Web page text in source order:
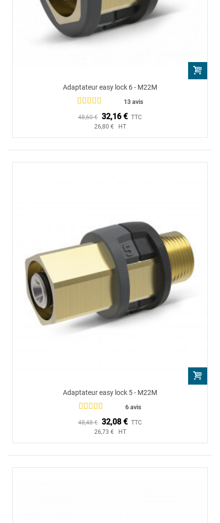
Adaptateur easy lock 6 - M22M
13 avis
48,60 € 32,16 € TTC
26,80 € HT
Adaptateur easy lock 5 - M22M
6 avis
48,48 € 32,08 € TTC
26,73 € HT